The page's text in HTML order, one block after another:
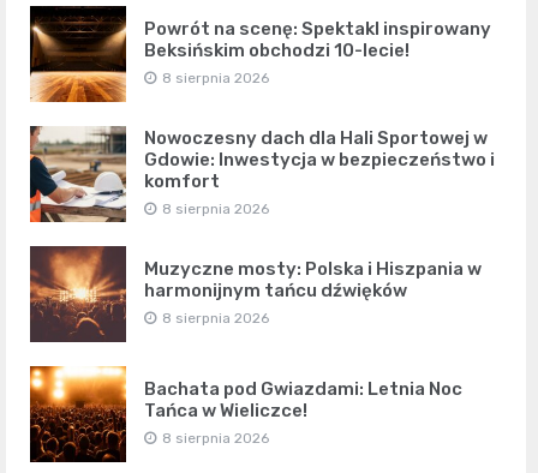
Powrót na scenę: Spektakl inspirowany
Beksińskim obchodzi 10-lecie!
8 sierpnia 2026
Nowoczesny dach dla Hali Sportowej w
Gdowie: Inwestycja w bezpieczeństwo i
komfort
8 sierpnia 2026
Muzyczne mosty: Polska i Hiszpania w
harmonijnym tańcu dźwięków
8 sierpnia 2026
Bachata pod Gwiazdami: Letnia Noc
Tańca w Wieliczce!
8 sierpnia 2026